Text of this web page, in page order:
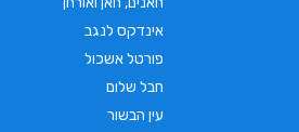
אינדקס לנגב
פורטל אשכול
חבל שלום
עין הבשור